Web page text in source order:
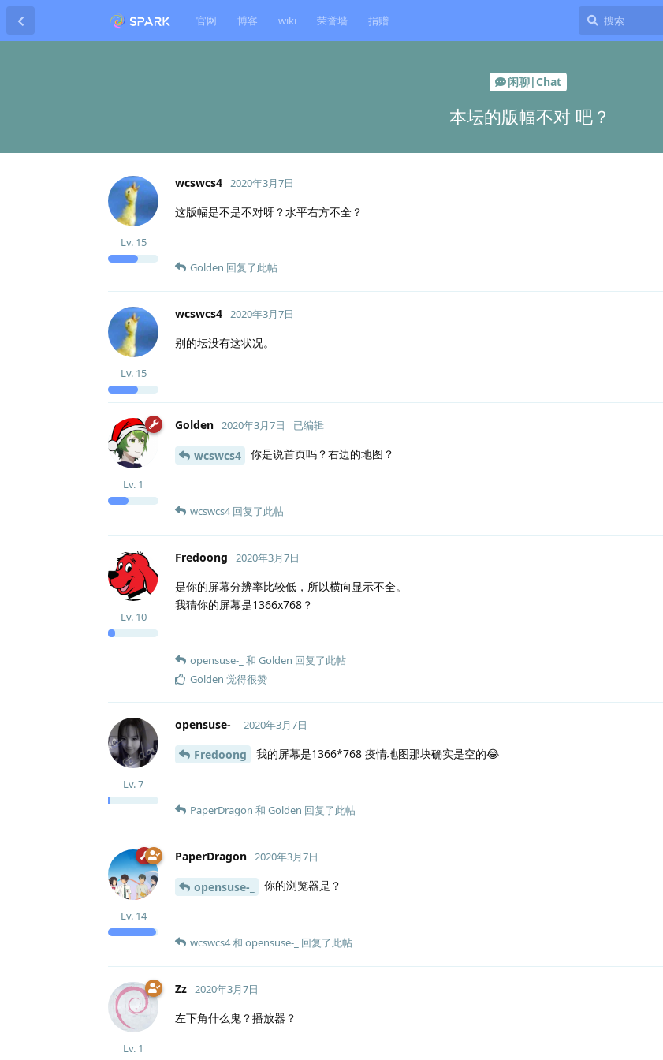
官网 博客 wiki 荣誉墙 捐赠
闲聊|Chat
本坛的版幅不对 吧？
wcswcs4
Lv. 15
2020年3月7日
这版幅是不是不对呀？水平右方不全？
Golden 回复了此帖
wcswcs4
Lv. 15
2020年3月7日
别的坛没有这状况。
Golden
Lv. 1
2020年3月7日 已编辑
wcswcs4 你是说首页吗？右边的地图？
wcswcs4回复了此帖
Fredoong
Lv. 10
2020年3月7日
是你的屏幕分辨率比较低，所以横向显示不全。
我猜你的屏幕是1366x768？
opensuse-_ 和 Golden 回复了此帖
Golden 觉得很赞
opensuse-_
Lv.7
2020年3月7日
Fredoong 我的屏幕是1366*768 疫情地图那块确实是空的😂
PaperDragon 和 Golden 回复了此帖
PaperDragon
Lv. 14
2020年3月7日
opensuse-_ 你的浏览器是？
wcswcs4和 opensuse-_ 回复了此帖
Zz
Lv. 1
2020年3月7日
左下角什么鬼？播放器？